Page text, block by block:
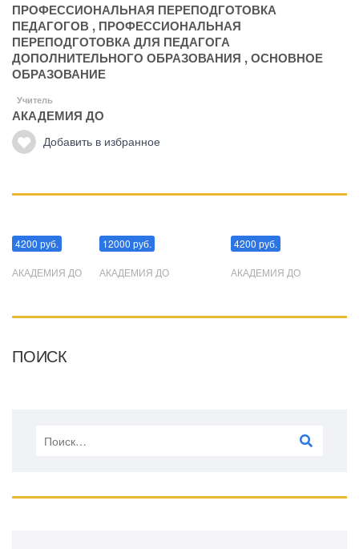
ПРОФЕССИОНАЛЬНАЯ ПЕРЕПОДГОТОВКА
ПЕДАГОГОВ , ПРОФЕССИОНАЛЬНАЯ
ПЕРЕПОДГОТОВКА ДЛЯ ПЕДАГОГА
ДОПОЛНИТЕЛЬНОГО ОБРАЗОВАНИЯ ,ОСНОВНОЕ
ОБРАЗОВАНИЕ
Учитель
АКАДЕМИЯ ДО
Добавить в избранное
4200 руб.
АКАДЕМИЯ ДО
12000 руб.
АКАДЕМИЯ ДО
4200 руб.
АКАДЕМИЯ ДО
ПОИСК